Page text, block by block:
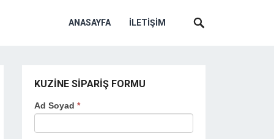
ANASAYFA İLETIŞIM
KUZINE SIPARIŞ FORMU
Kuzine
If
you
are
Ad Soyad *